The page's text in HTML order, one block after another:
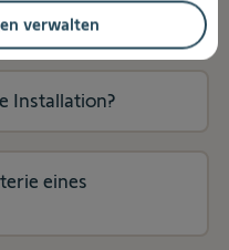
Installation?
eines
verwalten